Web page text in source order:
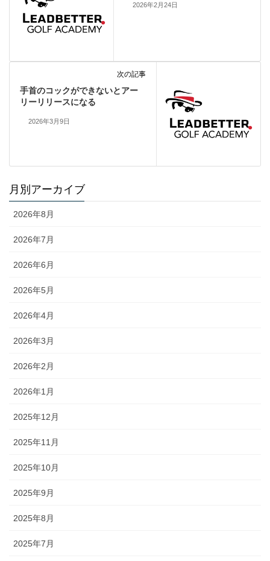
2026年2月24日
次の記事
手首のコックができないとアー
リーリリースになる
2026年3月9日
月別アーカイブ
2026年8月
2026年7月
2026年6月
2026年5月
2026年4月
2026年3月
2026年2月
2026年1月
2025年12月
2025年11月
2025年10月
2025年9月
2025年8月
2025年7月